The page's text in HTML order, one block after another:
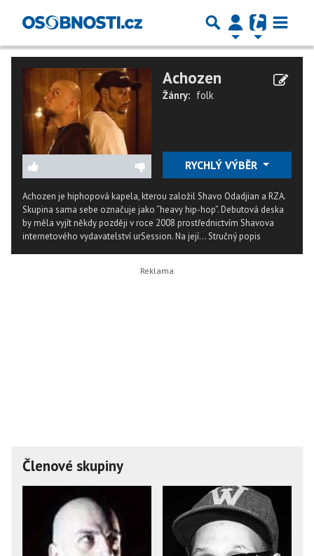
Achozen
Žánry: folk
RYCHLÝ VÝBĚR
Achozen je hiphopová kapela, kterou založil Shavo Odadjian a RZA.
Skupina sama sebe označuje jako “heavy hip-hop”. Debutová deska
by měla vyjít někdy později v roce 2008 prostřednictvím Shavova
internetového vydavatelství urSession. Na její...Stručný popis
Členové skupiny